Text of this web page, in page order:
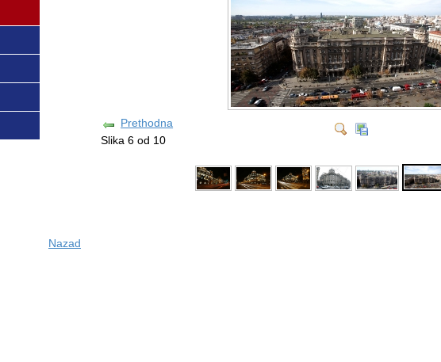
Prethodna
Slika 6 od 10
Nazad